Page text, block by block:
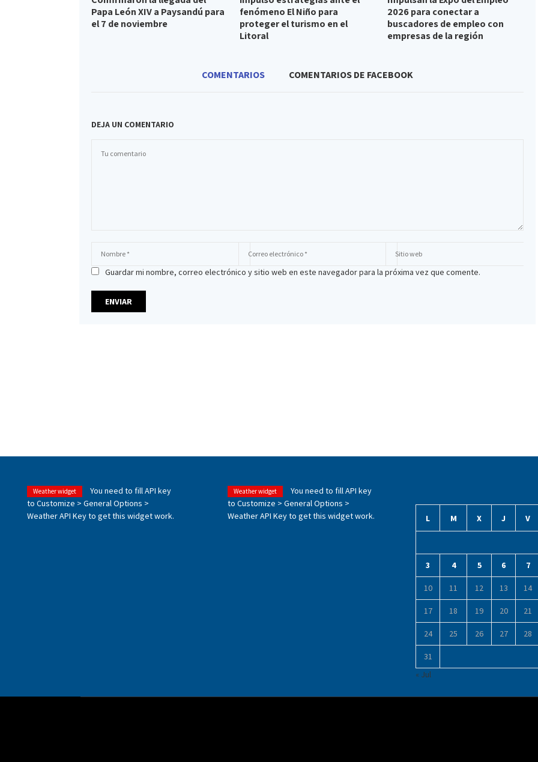
Papa León XIV a Paysandú para
el 7 de noviembre
fenómeno El Niño para
proteger el turismo en el
Litoral
2026 para conectar a
buscadores de empleo con
empresas de la región
COMENTARIOS COMENTARIOS DE FACEBOOK
DEJA UN COMENTARIO
Guardar mi nombre, correo electrónico y sitio web en este navegador para la próxima vez que comente.
Weather widget
You need to fill API key
to Customize > General Options >
Weather API Key to get this widget work.
Weather widget
You need to fill API key
to Customize > General Options >
Weather API Key to get this widget work.
L M X J V
3 4 5 6 7
10 11 12 13 14
17 18 19 20 21
24 25 26 27 28
31
« Jul